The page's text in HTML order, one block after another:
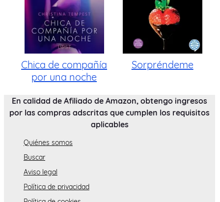
Chica de compañía
por una noche
Sorpréndeme
En calidad de Afiliado de Amazon, obtengo ingresos
por las compras adscritas que cumplen los requisitos
aplicables
Quiénes somos
Buscar
Aviso legal
Política de privacidad